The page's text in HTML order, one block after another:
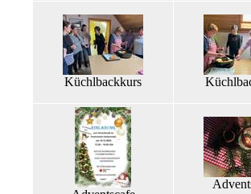
Küchlbackkurs